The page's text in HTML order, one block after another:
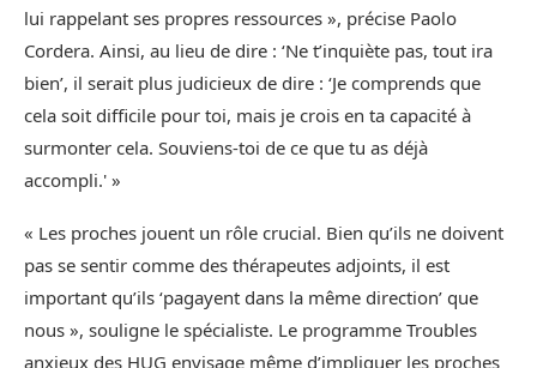
lui rappelant ses propres ressources », précise Paolo
Cordera. Ainsi, au lieu de dire : ‘Ne t’inquiète pas, tout ira
bien’, il serait plus judicieux de dire : ‘Je comprends que
cela soit difficile pour toi, mais je crois en ta capacité à
surmonter cela. Souviens-toi de ce que tu as déjà
accompli.' »
« Les proches jouent un rôle crucial. Bien qu’ils ne doivent
pas se sentir comme des thérapeutes adjoints, il est
important qu’ils ‘pagayent dans la même direction’ que
nous », souligne le spécialiste. Le programme Troubles
anxieux des HUG envisage même d’impliquer les proches